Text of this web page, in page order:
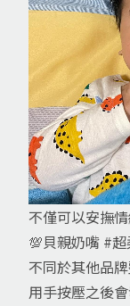
不僅可以安撫
💯貝親奶嘴 #
不同於其他品
用手按壓之後